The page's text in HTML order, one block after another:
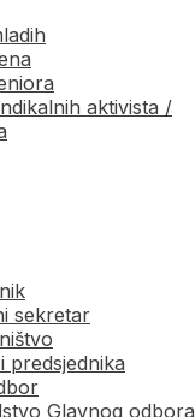
aktivista /
sekretar
predsjednika
Glavnog odbora